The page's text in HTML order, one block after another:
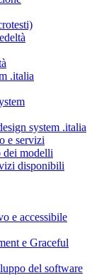
.italia
system .italia
e servizi
dei modelli
disponibili
e accessibile
e Graceful
del software